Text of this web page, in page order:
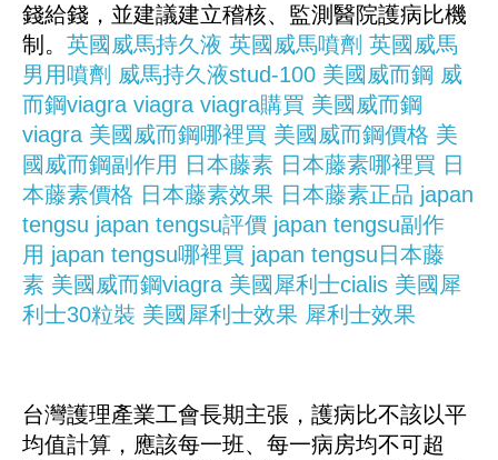
錢給錢，並建議建立稽核、監測醫院護病比機
制。 英國威馬持久液 英國威馬噴劑 英國威馬
男用噴劑 威馬持久液stud-100 美國威而鋼 威
而鋼viagra viagra viagra購買 美國威而鋼
viagra 美國威而鋼哪裡買 美國威而鋼價格 美
國威而鋼副作用 日本藤素 日本藤素哪裡買 日
本藤素價格 日本藤素效果 日本藤素正品 japan
tengsu japan tengsu評價 japan tengsu副作
用 japan tengsu哪裡買 japan tengsu日本藤
素 美國威而鋼viagra 美國犀利士cialis 美國犀
利士30粒裝 美國犀利士效果 犀利士效果
台灣護理產業工會長期主張，護病比不該以平
均值計算，應該每一班、每一病房均不可超